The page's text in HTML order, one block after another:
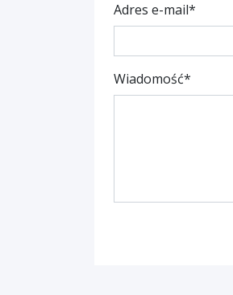
Adres e-mail*
Wiadomość*